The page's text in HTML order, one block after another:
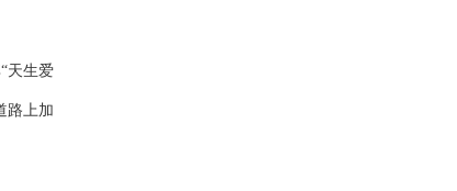
天生爱
路上加